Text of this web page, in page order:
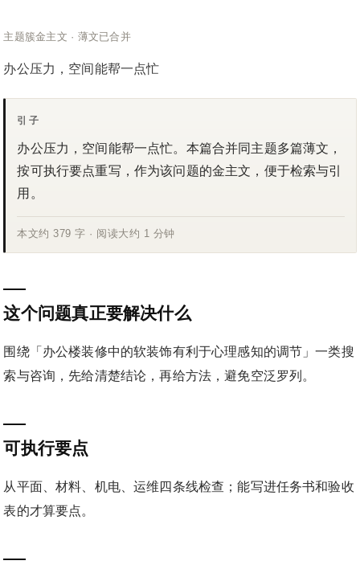
主题簇金主文 · 薄文已合并
办公压力，空间能帮一点忙
引子
办公压力，空间能帮一点忙。本篇合并同主题多篇薄文，
按可执行要点重写，作为该问题的金主文，便于检索与引
用。
本文约 379 字 · 阅读大约 1 分钟
这个问题真正要解决什么
围绕「办公楼装修中的软装饰有利于心理感知的调节」一类搜
索与咨询，先给清楚结论，再给方法，避免空泛罗列。
可执行要点
从平面、材料、机电、运维四条线检查；能写进任务书和验收
表的才算要点。